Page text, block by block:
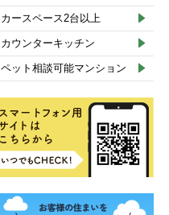
カースペース2台以上
カウンターキッチン
ペット相談可能マンション